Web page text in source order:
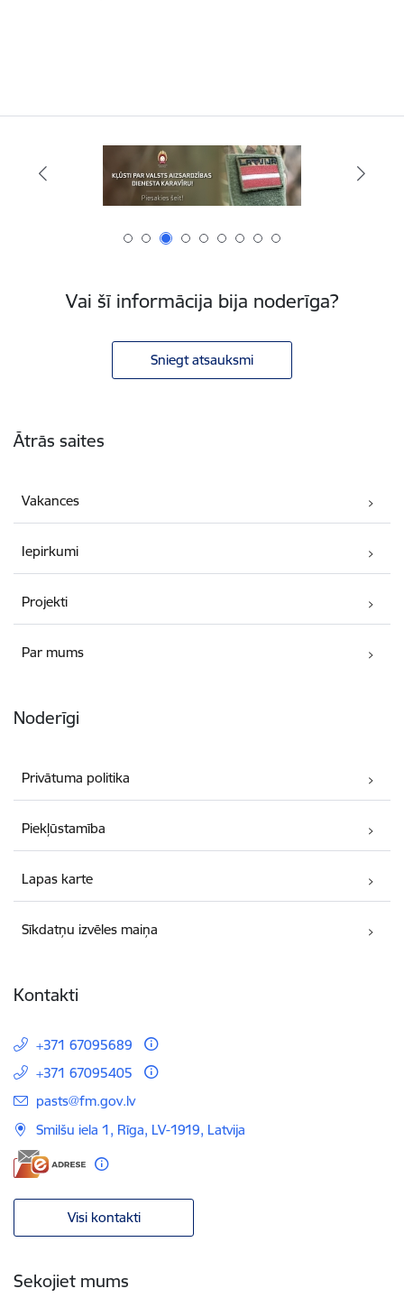
Vai šī informācija bija noderīga?
Sniegt atsauksmi
Ātrās saites
Vakances
Iepirkumi
Projekti
Par mums
Noderīgi
Privātuma politika
Piekļūstamība
Lapas karte
Sīkdatņu izvēles maiņa
Kontakti
+371 67095689
+371 67095405
E-pasts:
pasts@fm.gov.lv
Smilšu iela 1, Rīga, LV-1919, Latvija
Visi kontakti
Sekojiet mums